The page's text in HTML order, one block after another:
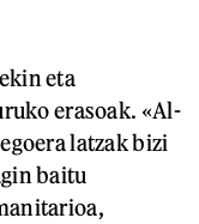
eta
erasoak. «Al-
latzak bizi
baitu